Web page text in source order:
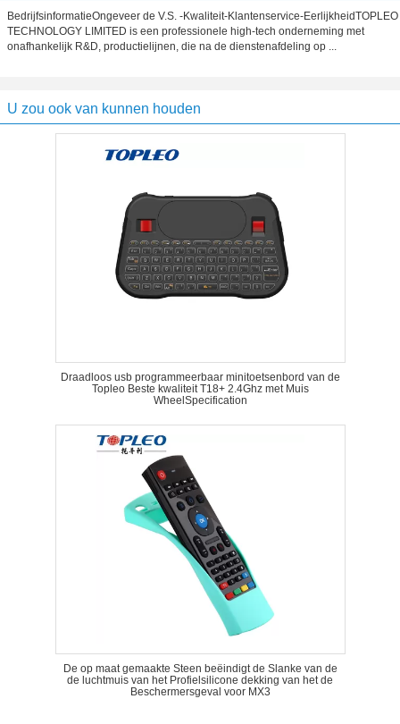
BedrijfsinformatieOngeveer de V.S. -Kwaliteit-Klantenservice-EerlijkheidTOPLEO
TECHNOLOGY LIMITED is een professionele high-tech onderneming met
onafhankelijk R&D, productielijnen, die na de dienstenafdeling op ...
U zou ook van kunnen houden
Draadloos usb programmeerbaar minitoetsenbord van de
Topleo Beste kwaliteit T18+ 2.4Ghz met Muis
WheelSpecification
De op maat gemaakte Steen beëindigt de Slanke van de
de luchtmuis van het Profielsilicone dekking van het de
Beschermersgeval voor MX3